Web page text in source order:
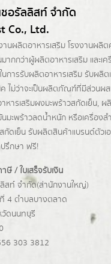
ชอรัลลิสท์ จำกัด
Co., Ltd.
านผลิตอาหารเสริม โรงงานผลิ
มากกว่าผู้ผลิตอาหารเสริม และเ
การรับผลิตอาหารเสริม รับผลิ
ไม่ว่าจะเป็นผลิตภัณฑ์ที่มีส่วนผ
าหารเสริมผงมะพร้าวสกัดเย็น,
นมะพร้าวลดน้ำหนัก หรือเครื่อง
ดเย็น รับผลิตสินค้าแบรนด์ตัวเ
รึกษา ฟรี!
ษี / ใบเสร็จรับเงิน
ลิสท์ จำกัด(ส่านักงานใหญ่)
4 ตำบลบางตลาด
ดนนทบุรี
303 3812